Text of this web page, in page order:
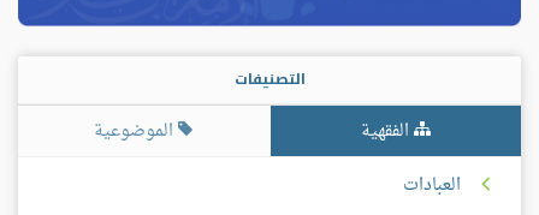
التصنيفات
الفقهية
الموضوعية
العبادات